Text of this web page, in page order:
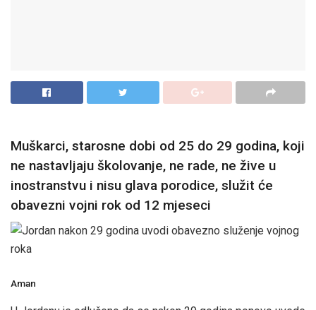
Muškarci, starosne dobi od 25 do 29 godina, koji
ne nastavljaju školovanje, ne rade, ne žive u
inostranstvu i nisu glava porodice, služit će
obavezni vojni rok od 12 mjeseci
Aman